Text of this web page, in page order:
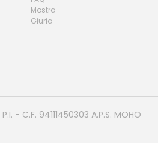
- Mostra
- Giuria
P.I. - C.F. 94111450303 A.P.S. MOHO